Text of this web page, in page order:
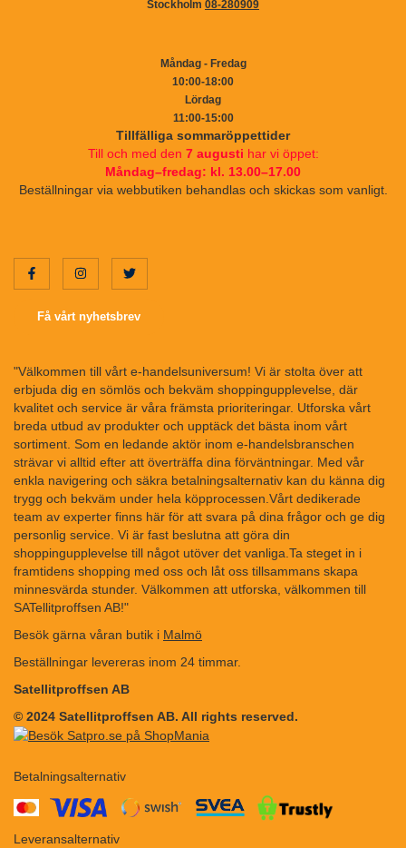
Stockholm 08-280909
Måndag - Fredag
10:00-18:00
Lördag
11:00-15:00
Tillfälliga sommaröppettider
Till och med den 7 augusti har vi öppet:
Måndag–fredag: kl. 13.00–17.00
Beställningar via webbutiken behandlas och skickas som vanligt.
Få vårt nyhetsbrev
"Välkommen till vårt e-handelsuniversum! Vi är stolta över att
erbjuda dig en sömlös och bekväm shoppingupplevelse, där
kvalitet och service är våra främsta prioriteringar. Utforska vårt
breda utbud av produkter och upptäck det bästa inom vårt
sortiment. Som en ledande aktör inom e-handelsbranschen
strävar vi alltid efter att överträffa dina förväntningar. Med vår
enkla navigering och säkra betalningsalternativ kan du känna dig
trygg och bekväm under hela köpprocessen.Vårt dedikerade
team av experter finns här för att svara på dina frågor och ge dig
personlig service. Vi är fast beslutna att göra din
shoppingupplevelse till något utöver det vanliga.Ta steget in i
framtidens shopping med oss och låt oss tillsammans skapa
minnesvärda stunder. Välkommen att utforska, välkommen till
SATellitproffsen AB!"
Besök gärna våran butik i Malmö
Beställningar levereras inom 24 timmar.
Satellitproffsen AB
© 2024 Satellitproffsen AB. All rights reserved.
Betalningsalternativ
Leveransalternativ